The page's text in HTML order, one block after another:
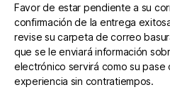
Favor de estar pendiente a su
confirmación de la entrega
revise su carpeta de correo
que se le enviará información
electrónico servirá como su pase
experiencia sin contratiempos.